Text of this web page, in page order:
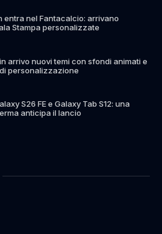
entra nel Fantacalcio: arrivano
Stampa personalizzate
arrivo nuovi temi con sfondi animati e
personalizzazione
S26 FE e Galaxy Tab S12: una
anticipa il lancio